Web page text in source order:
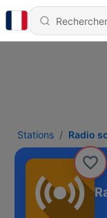
Stations Radio